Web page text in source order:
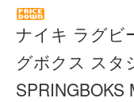
ナイキ ラグビ
グボクス スタ
SPRINGBOKS